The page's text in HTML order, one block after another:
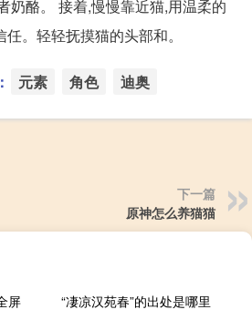
奶酪。 接着,慢慢靠近猫,用温柔的
。轻轻抚摸猫的头部和。
元素 角色 迪奥
下一篇
原神怎么养猫猫
屏
“凄凉汉苑春”的出处是哪里